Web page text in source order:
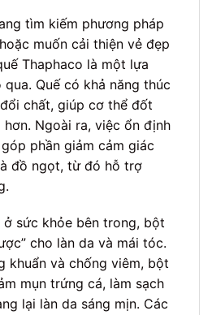
tìm kiếm phương pháp
muốn cải thiện vẻ đẹp
Thaphaco là một lựa
Quế có khả năng thúc
chất, giúp cơ thể đốt
Ngoài ra, việc ổn định
phần giảm cảm giác
đồ ngọt, từ đó hỗ trợ
ở sức khỏe bên trong, bột
cho làn da và mái tóc.
khuẩn và chống viêm, bột
mụn trứng cá, làm sạch
lại làn da sáng mịn. Các